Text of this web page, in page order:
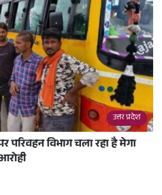
उत्तर प्रदेश
परिवहन विभाग चला रहा है मेगा